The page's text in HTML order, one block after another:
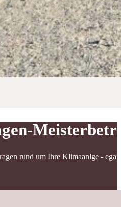
rund um Ihre Klimaanlge -